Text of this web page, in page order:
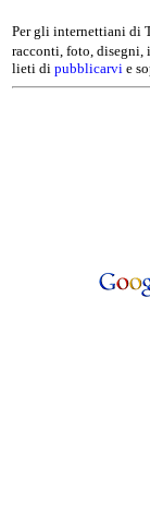
Per gli internettiani di
racconti, foto, disegni,
lieti di pubblicarvi e